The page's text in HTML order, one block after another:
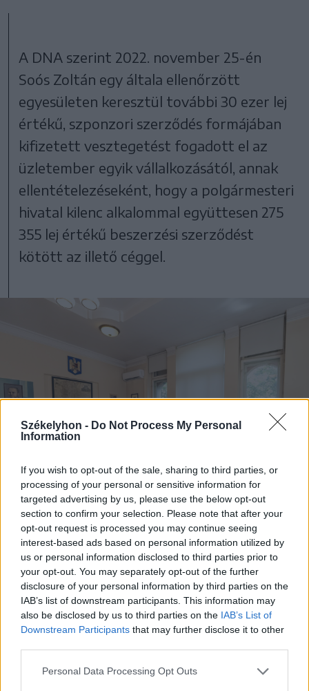
Székelyhon - Do Not Process My Personal
Information
If you wish to opt-out of the sale, sharing to third parties, or
processing of your personal or sensitive information for
targeted advertising by us, please use the below opt-out
section to confirm your selection. Please note that after your
opt-out request is processed you may continue seeing
interest-based ads based on personal information utilized by
us or personal information disclosed to third parties prior to
your opt-out. You may separately opt-out of the further
disclosure of your personal information by third parties on the
IAB’s list of downstream participants. This information may
also be disclosed by us to third parties on the IAB’s List of
Downstream Participants that may further disclose it to other
Personal Data Processing Opt Outs
A DNA szerint 2022. november 25-én
Soós Zoltán egy általa ellenőrzött
egyesületen keresztül további 30 ezer lej
értékű, szponzori szerződés formájában
kifizetett vesztegetést fogadott el az
üzletember egyik vállalkozásától, annak
ellentételezéseként, hogy a polgármesteri
hivatal kilenc alkalommal együttesen 275
355 lej értékű beszerzési szerződést
kötött az illető céggel.
FOTÓ: HAÁZ VINCE
A DNA marosvásárhelyi kirendeltsége
áprilisban bejelentette, hogy Soós Zoltán
ügyében kiterjesztették a bűnvádi
eljárást, és a vesztegetés elfogadásának